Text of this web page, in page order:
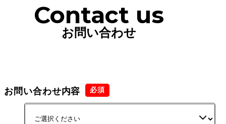
Contact us
お問い合わせ
お問い合わせ内容